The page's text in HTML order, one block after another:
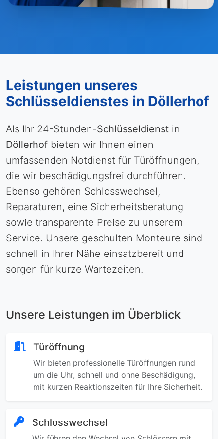
Leistungen unseres
Schlüsseldienstes in Döllerhof
Als Ihr 24-Stunden-Schlüsseldienst in
Döllerhof bieten wir Ihnen einen
umfassenden Notdienst für Türöffnungen,
die wir beschädigungsfrei durchführen.
Ebenso gehören Schlosswechsel,
Reparaturen, eine Sicherheitsberatung
sowie transparente Preise zu unserem
Service. Unsere geschulten Monteure sind
schnell in Ihrer Nähe einsatzbereit und
sorgen für kurze Wartezeiten.
Unsere Leistungen im Überblick
Türöffnung
Wir bieten professionelle Türöffnungen rund
um die Uhr, schnell und ohne Beschädigung,
mit kurzen Reaktionszeiten für Ihre Sicherheit.
Schlosswechsel